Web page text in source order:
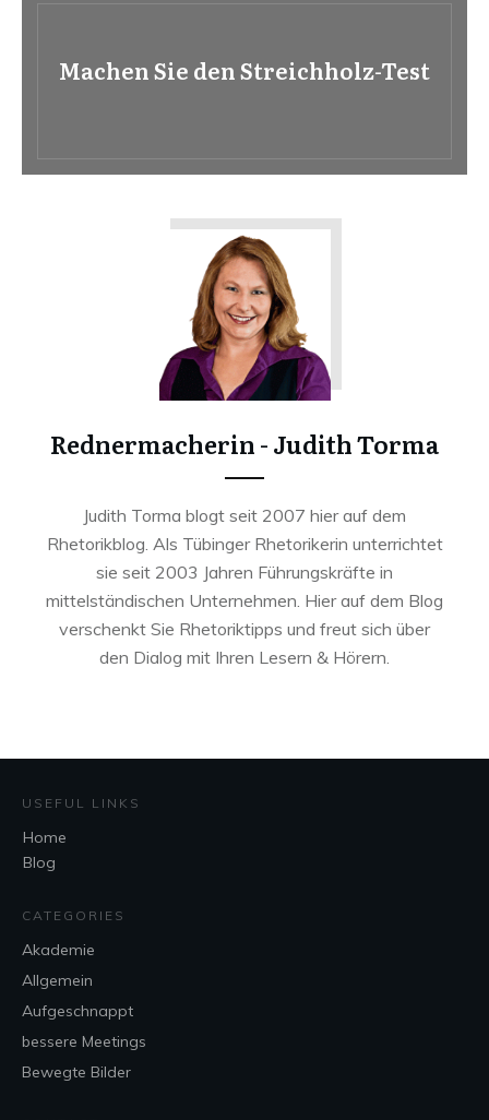
Machen Sie den Streichholz-Test
Rednermacherin - Judith Torma
Judith Torma blogt seit 2007 hier auf dem
Rhetorikblog. Als Tübinger Rhetorikerin unterrichtet
sie seit 2003 Jahren Führungskräfte in
mittelständischen Unternehmen. Hier auf dem Blog
verschenkt Sie Rhetoriktipps und freut sich über
den Dialog mit Ihren Lesern & Hörern.
USEFUL LINKS
Home
Blog
CATEGORIES
Akademie
Allgemein
Aufgeschnappt
bessere Meetings
Bewegte Bilder